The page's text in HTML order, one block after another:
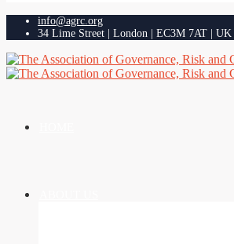
info@agrc.org
34 Lime Street | London | EC3M 7AT | UK